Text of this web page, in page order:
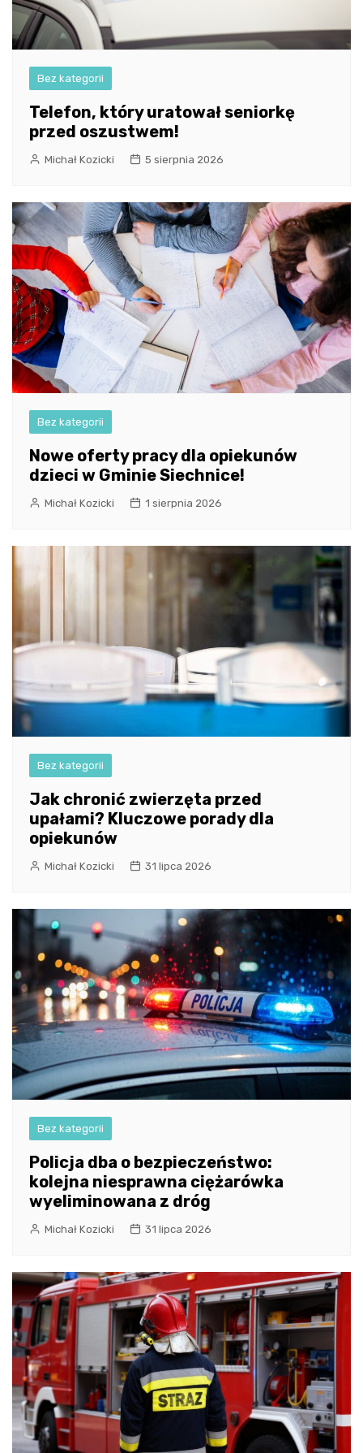
Bez kategorii
Telefon, który uratował seniorkę
przed oszustwem!
Michał Kozicki 5 sierpnia 2026
Bez kategorii
Nowe oferty pracy dla opiekunów
dzieci w Gminie Siechnice!
Michał Kozicki 1 sierpnia 2026
Bez kategorii
Jak chronić zwierzęta przed
upałami? Kluczowe porady dla
opiekunów
Michał Kozicki 31 lipca 2026
Bez kategorii
Policja dba o bezpieczeństwo:
kolejna niesprawna ciężarówka
wyeliminowana z dróg
Michał Kozicki 31 lipca 2026